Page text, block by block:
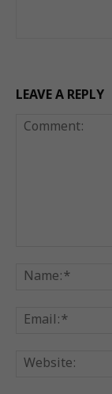
LEAVE A REPLY